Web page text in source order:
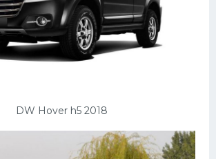
DW Hover h5 2018